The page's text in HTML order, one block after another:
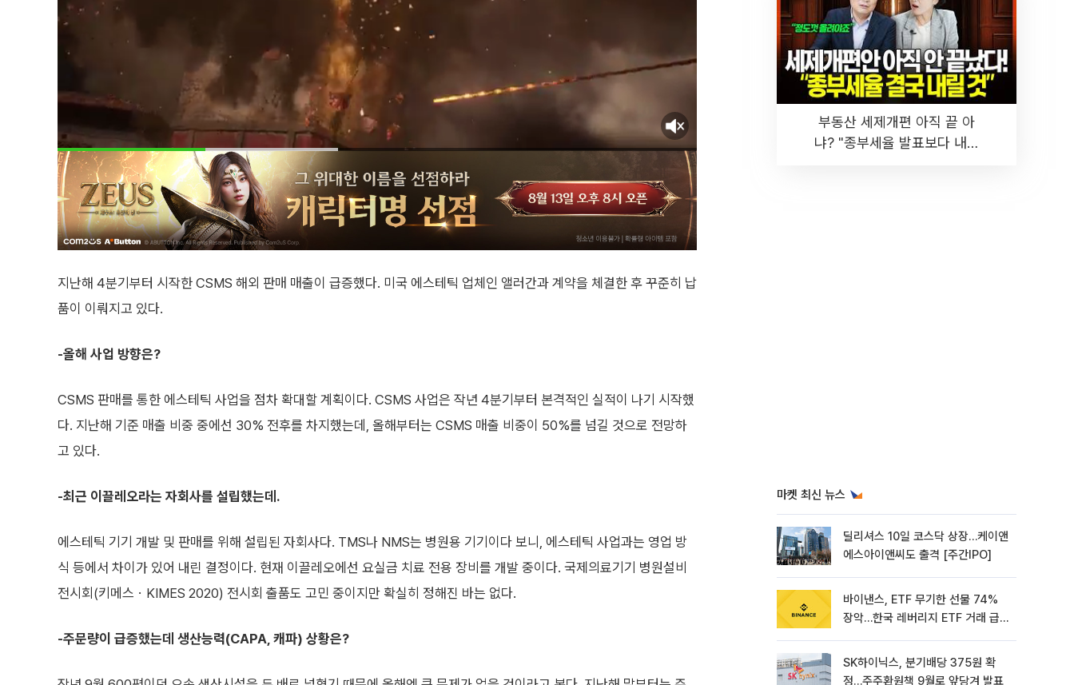
지난해 4분기부터 시작한 CSMS 해외 판매 매출이 급증했다. 미국 에스테틱 업체인 앨러간과 계약을 체결한 후 꾸준히 납
품이 이뤄지고 있다.
-올해 사업 방향은?
CSMS 판매를 통한 에스테틱 사업을 점차 확대할 계획이다. CSMS 사업은 작년 4분기부터 본격적인 실적이 나기 시작했
다. 지난해 기준 매출 비중 중에선 30% 전후를 차지했는데, 올해부터는 CSMS 매출 비중이 50%를 넘길 것으로 전망하
고 있다.
-최근 이끌레오라는 자회사를 설립했는데.
에스테틱 기기 개발 및 판매를 위해 설립된 자회사다. TMS나 NMS는 병원용 기기이다 보니, 에스테틱 사업과는 영업 방
식 등에서 차이가 있어 내린 결정이다. 현재 이끌레오에선 요실금 치료 전용 장비를 개발 중이다. 국제의료기기 병원설비
전시회(키메스ㆍKIMES 2020) 전시회 출품도 고민 중이지만 확실히 정해진 바는 없다.
-주문량이 급증했는데 생산능력(CAPA, 캐파) 상황은?
부동산 세제개편 아직 끝 아
냐? "종부세율 발표보다 내릴
마켓 최신 뉴스
딜리셔스 10일 코스닥 상장…케이앤
에스아이앤씨도 출격 [주간IPO]
바이낸스, ETF 무기한 선물 74%
장악…한국 레버리지 ETF 거래 급
SK하이닉스, 분기배당 375원 확
정…주주환원책 9월로 앞당겨 발표